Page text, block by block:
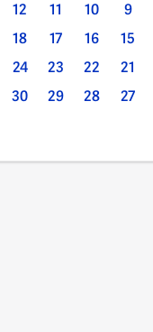
9
10
11
12
15
16
17
18
21
22
23
24
27
28
29
30